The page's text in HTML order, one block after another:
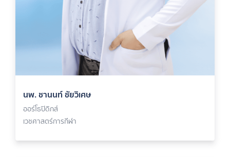
นพ. ชานนท์ ชัยวิเศษ
ออร์โธปิดิกส์
เวชศาสตร์การกีฬา